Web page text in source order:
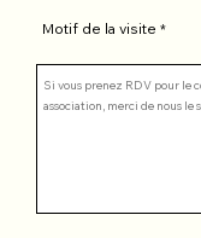
Motif de la visite